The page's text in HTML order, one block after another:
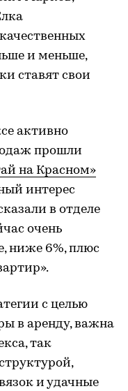
и меньше,
ставят свои
активно
прошли
на Красном»
интерес
в отделе
очень
ниже 6%, плюс
с целью
в аренду, важна
так
и удачные